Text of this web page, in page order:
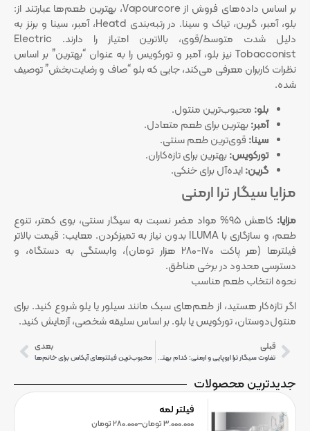
بر اساس داده‌های فروش از Vapourcore، بهترین طعم‌ها عبارتند از:
بلو، آمبر، گرین، تیاک و سینا. در رتبه‌بندی Heatd، آمبر، سینا و برنز به
دلیل شدت متوسط/قوی، بالاترین امتیاز را دارند. Electric
Tobacconist نیز بلو، آمبر و تورکویس را به عنوان “بهترین” بر اساس
نظرات کاربران معرفی می‌کند، جایی که بلو “صاف و رضایت‌بخش” توصیف
شده.
بلو: محبوب‌ترین منتول.
آمبر:بهترین برای طعم متعادل.
سینا: قوی‌ترین طعم سنتی.
تورکویس:بهترین برای تازه‌کاران.
گرین:ایده‌آل برای خنکی.
مزایا سیگار ترا ارمنی
مزایا:
کاهش ۹۵% مواد مضر نسبت به سیگار سنتی، بوی کمتر، تنوع
طعم، و سازگاری با ILUMA بدون نیاز به تمیزکردن. معایب: قیمت بالاتر
فیلترها (هر پاکت ۱۷۰-۲۸۰ هزار تومان)، وابستگی به دستگاه، و
دسترسی محدود در برخی مناطق.
نحوه انتخاب طعم مناسب
اگر تازه‌کار هستید، از طعم‌های سبک مانند سیلور یا یلو شروع کنید. برای
منتول‌دوستان، تورکویس یا بلو. بر اساس سلیقه شخصی، آزمایش کنید.
قبلی
تفاوت سیگار ترا اروپایی و ارمنی: کدام بهتر است؟
بعدی
محبوب‌ترین فیلترهای آیکاس برای خانم‌ها
جدیدترین محصولات
فیلتر لمه
3.000.000تومان–
280.000تومان